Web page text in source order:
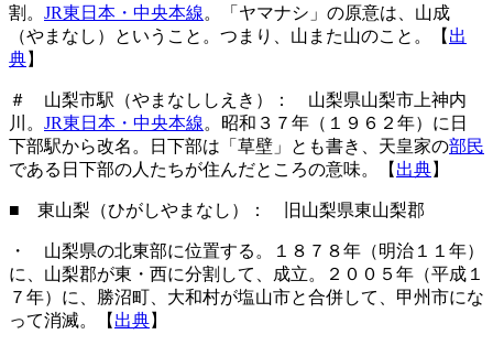
割。 JR東日本・中央本線。「ヤマナシ」の原意は、山成
（やまなし）ということ。つまり、山また山のこと。【 出
典】
＃ 山梨市駅（やまなししえき）： 山梨県山梨市上神内
川。 JR東日本・中央本線。昭和３７年（１９６２年）に日
下部駅から改名。日下部は「草壁」とも書き、天皇家の部民
である日下部の人たちが住んだところの意味。【 出典】
■ 東山梨（ひがしやまなし）： 旧山梨県東山梨郡
・ 山梨県の北東部に位置する。１８７８年（明治１１年）
に、山梨郡が東・西に分割して、成立。２００５年（平成１
７年）に、勝沼町、大和村が塩山市と合併して、甲州市にな
って消滅。【 出典】